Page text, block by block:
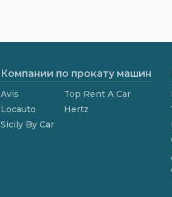
Компании по прокату машин
Avis
Locauto
Sicily By Car
Top Rent A Car
Hertz